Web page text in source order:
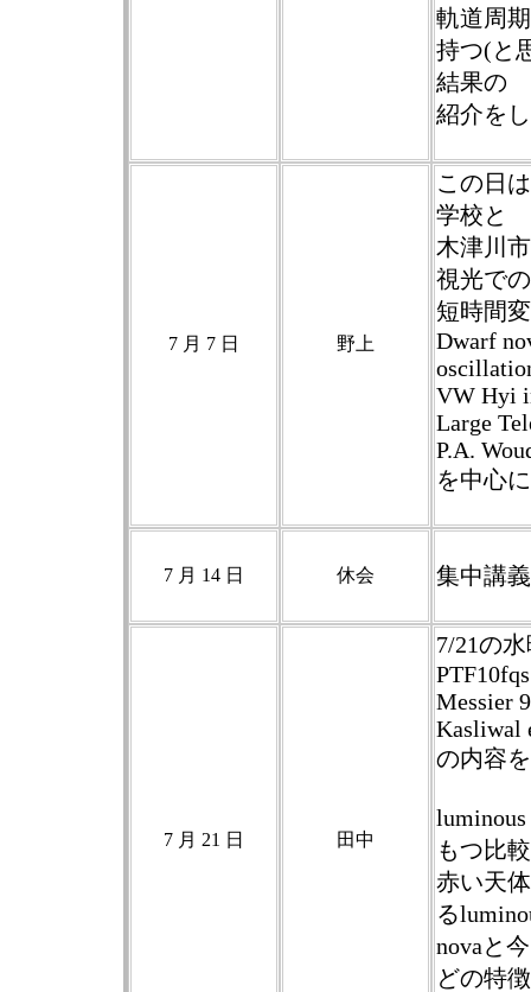
軌道周
持つ(と
結果の
紹介を
7 月 7 日 野上
この日
学校と
木津川
視光での
短時間
Dwarf
VW Hyi
Large
P.A.
を中心
7 月 14 日 休会 集中講
7 月 21 日 田中
7/21の
Messier
Kasliwal
の内容
もつ比
赤い天
る
novaと
どの特